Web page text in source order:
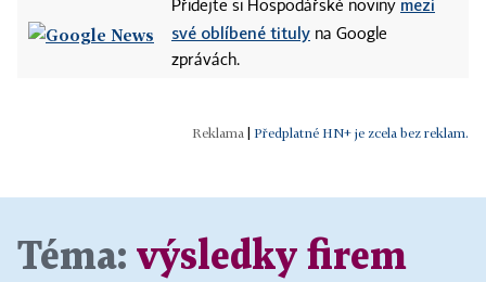
Přidejte si Hospodářské noviny mezi
své oblíbené tituly na Google
zprávách.
Předplatné HN+ je zcela bez reklam.
Téma: výsledky firem